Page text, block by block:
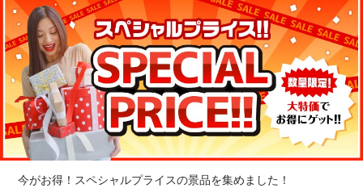
今がお得！スペシャルプライスの景品を集めました！